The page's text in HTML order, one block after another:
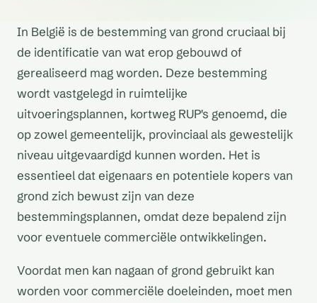
In België is de bestemming van grond cruciaal bij
de identificatie van wat erop gebouwd of
gerealiseerd mag worden. Deze bestemming
wordt vastgelegd in ruimtelijke
uitvoeringsplannen, kortweg RUP's genoemd, die
op zowel gemeentelijk, provinciaal als gewestelijk
niveau uitgevaardigd kunnen worden. Het is
essentieel dat eigenaars en potentiele kopers van
grond zich bewust zijn van deze
bestemmingsplannen, omdat deze bepalend zijn
voor eventuele commerciële ontwikkelingen.
Voordat men kan nagaan of grond gebruikt kan
worden voor commerciële doeleinden, moet men